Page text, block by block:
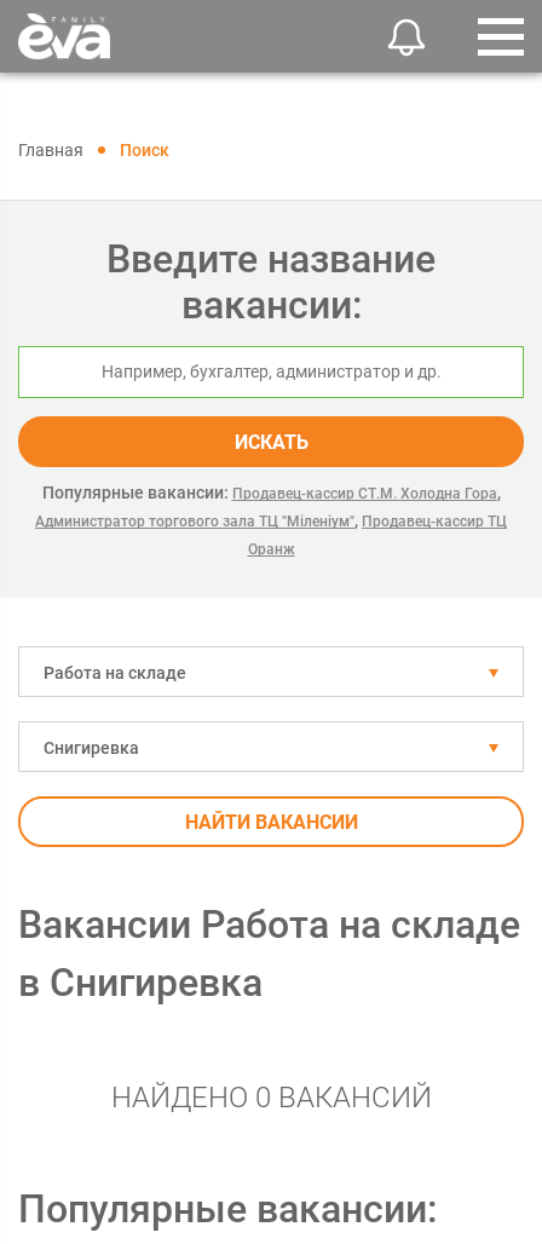
Главная Поиск
Введите название
вакансии:
ИСКАТЬ
Популярные вакансии: Продавец-кассир СТ.М. Холодна Гора,
Администратор торгового зала ТЦ "Міленіум", Продавец-кассир ТЦ
Оранж
Работа на складе
Снигиревка
НАЙТИ ВАКАНСИИ
Вакансии Работа на складе
в Снигиревка
НАЙДЕНО 0 ВАКАНСИЙ
Популярные вакансии: